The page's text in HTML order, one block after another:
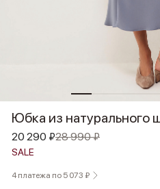
Юбка из натурального
20 290 ₽28 990 ₽
SALE
4 платежа по 5 073 ₽